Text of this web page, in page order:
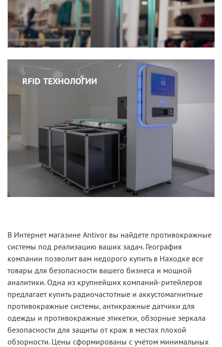
RFID ТЕХНОЛОГИИ
В Интернет магазине Antivor вы найдете противокражные
системы под реализацию ваших задач. География
компании позволит вам недорого купить в Находке все
товары для безопасности вашего бизнеса и мощной
аналитики. Одна из крупнейших компаний-ритейлеров
предлагает купить радиочастотные и аккустомагнитные
противокражные системы, антикражные датчики для
одежды и противокражные этикетки, обзорные зеркала
безопасности для защиты от краж в местах плохой
обзорности. Цены сформированы с учётом минимальных